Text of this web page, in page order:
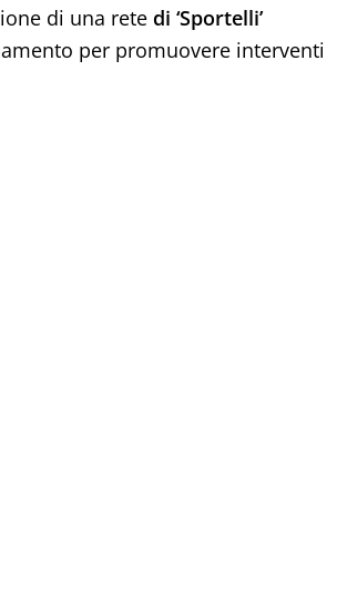
di una rete di ‘Sportelli’
per promuovere interventi